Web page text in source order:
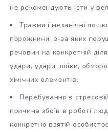
не рекомендують їсти у
Травми і механічні
порожнини, з-за яких
речовин на конкретній
удари, удари, опіки,
хімічних елементів.
Перебування в
причина збоїв в роботі
конкретно взятій